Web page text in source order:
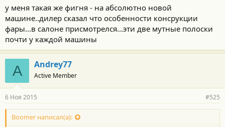
у меня такая же фигня - на абсолютно новой
машине..дилер сказал что особенности консрукции
фары...в салоне присмотрелся...эти две мутные полоски
почти у каждой машины
A Andrey77
Active Member
6 Ноя 2015 #525
Boomer написал(а):